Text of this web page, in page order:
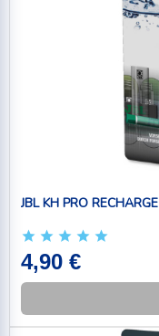
JBL KH PRO RECHARGE
4,90 €